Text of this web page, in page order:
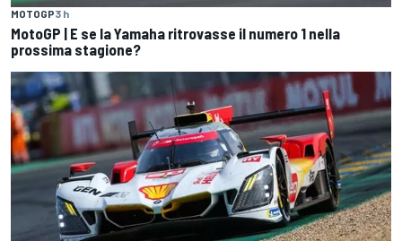
MOTOGP3 h
MotoGP | E se la Yamaha ritrovasse il numero 1 nella
prossima stagione?